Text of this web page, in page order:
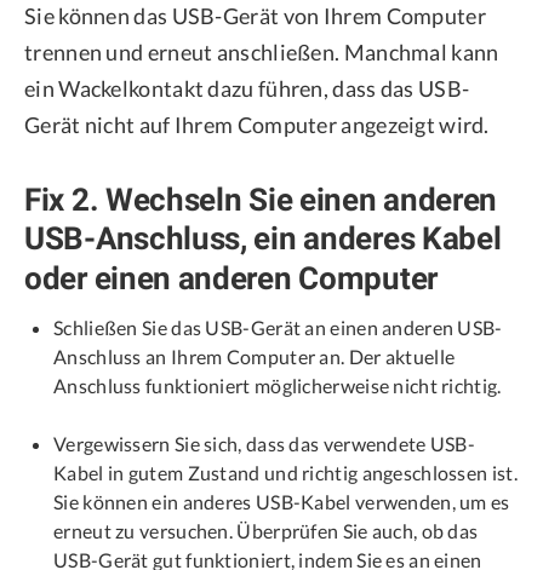
Sie können das USB-Gerät von Ihrem Computer
trennen und erneut anschließen. Manchmal kann
ein Wackelkontakt dazu führen, dass das USB-
Gerät nicht auf Ihrem Computer angezeigt wird.
Fix 2. Wechseln Sie einen anderen
USB-Anschluss, ein anderes Kabel
oder einen anderen Computer
Schließen Sie das USB-Gerät an einen anderen USB-
Anschluss an Ihrem Computer an. Der aktuelle
Anschluss funktioniert möglicherweise nicht richtig.
Vergewissern Sie sich, dass das verwendete USB-
Kabel in gutem Zustand und richtig angeschlossen ist.
Sie können ein anderes USB-Kabel verwenden, um es
erneut zu versuchen. Überprüfen Sie auch, ob das
USB-Gerät gut funktioniert, indem Sie es an einen